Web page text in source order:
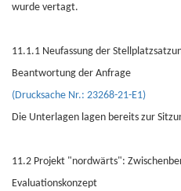
wurde vertagt.
11.1.1 Neufassung der
Beantwortung der Anfrage
(Drucksache Nr.: 23268-21-E1)
Die Unterlagen lagen bereits zur
11.2 Projekt "nordwärts":
Evaluationskonzept